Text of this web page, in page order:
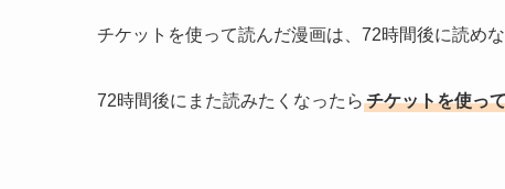
チケットを使って読んだ漫画は、72時間後に読めな
72時間後にまた読みたくなったら チケットを使っ